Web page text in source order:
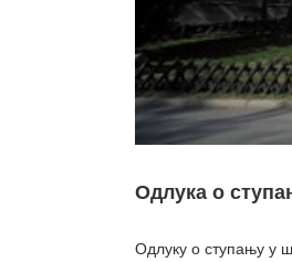
Одлука о
Одлуку о ступању у